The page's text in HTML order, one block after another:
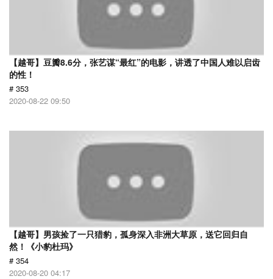
【越哥】豆瓣8.6分，张艺谋“最红”的电影，讲透了中国人难以启齿
的性！
# 353
2020-08-22 09:50
【越哥】男孩捡了一只猎豹，孤身深入非洲大草原，送它回归自
然！《小豹杜玛》
# 354
2020-08-20 04:17